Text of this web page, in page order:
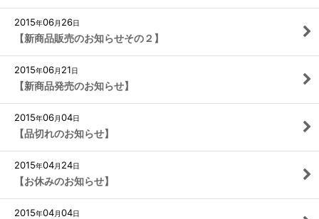
2015年06月 26日
【新商品販売のお知らせその２】
2015年06月 21日
【新商品発売のお知らせ】
2015年06月04日
【品切れのお知らせ】
2015年04月 24日
【お休みのお知らせ】
2015年04月04日